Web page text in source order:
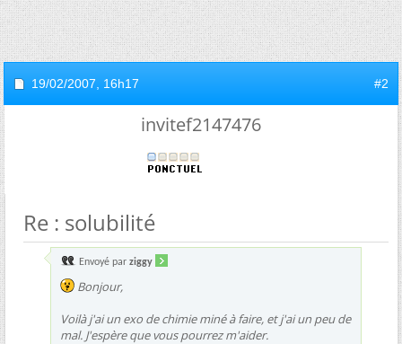
19/02/2007, 16h17 #2
invitef2147476
Re : solubilité
Envoyé par ziggy
Bonjour,
Voilà j'ai un exo de chimie miné à faire, et j'ai un peu de
mal. J'espère que vous pourrez m'aider.